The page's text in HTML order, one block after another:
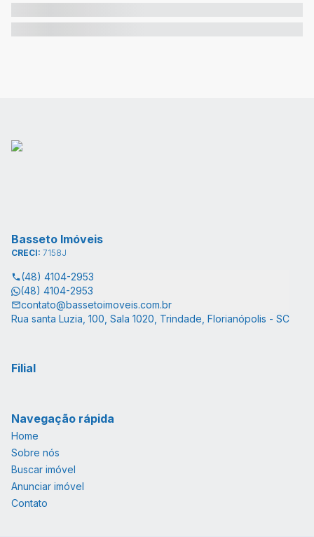
Basseto Imóveis
CRECI: 7158J
(48) 4104-2953
(48) 4104-2953
contato@bassetoimoveis.com.br
Rua santa Luzia, 100, Sala 1020, Trindade, Florianópolis - SC
Filial
Navegação rápida
Home
Sobre nós
Buscar imóvel
Anunciar imóvel
Contato